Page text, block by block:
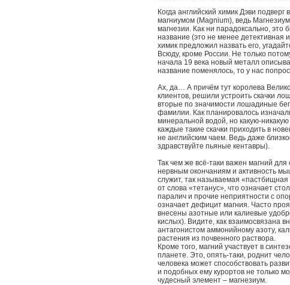
Когда английский химик Дэви
магниумом (Magnium), ведь
магнезии. Как ни парадоксально,
название (это не менее детективная
химик предложил назвать его,
Всюду, кроме России. Не только
начала 19 века новый металл
название поменялось, то у нас
Ах, да… А причём тут королева
клиентов, решили устроить скачки
вторые по значимости лошадиные
фамилии. Как планировалось
минеральной водой, но какую-
каждые такие скачки приходить в
не английским чаем. Ведь даже
здравствуйте пьяные кентавры).
Так чем же всё-таки важен магний
нервным окончаниям и активность
служит, так называемая
от слова «тетанус», что означает
паралич и прочие неприятности с
означает дефицит магния. Часто
внесены азотные или калиевые
кислых). Видите, как взаимосвязана
антагонистом аммонийному азоту,
растения из почвенного раствора.
Кроме того, магний участвует в
планете. Это, опять-таки, роднит
человека может способствовать
и подобных ему курортов не только
чудесный элемент – магнезиум.